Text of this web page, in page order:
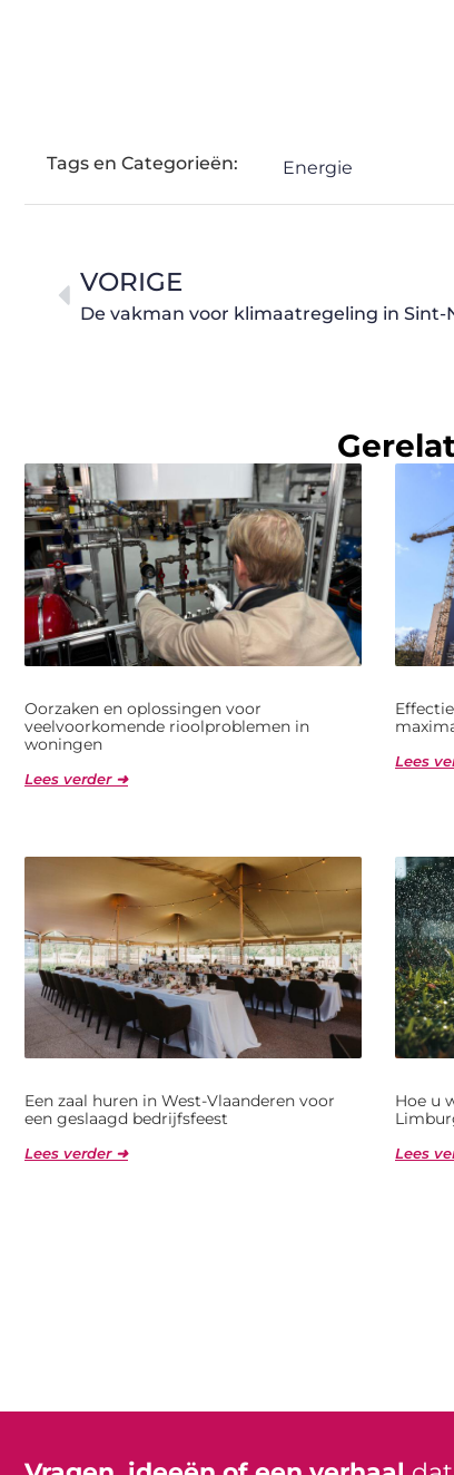
Tags en Categorieën: Energie
VORIGE
De vakman voor klimaatregeling in Sint-
Oorzaken en oplossingen voor
veelvoorkomende rioolproblemen in
woningen
Lees verder ➜
Lees
Een zaal huren in West-Vlaanderen voor
een geslaagd bedrijfsfeest
Lees verder ➜
Hoe u
Lees